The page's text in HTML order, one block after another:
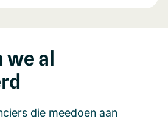
we al
die meedoen aan